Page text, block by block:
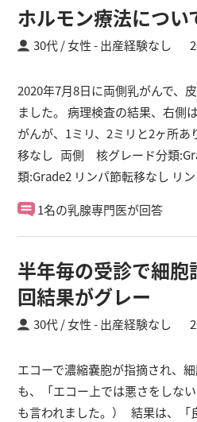
ホルモン療法につい
30代 / 女性 出産経験なし
2020年7月8日に両側乳がんで、
ました。 病理検査の結果、右側
がんが、1ミリ、2ミリと2ヶ所
移なし 両側 核グレード分類
類:Grade2 リンパ節転移なし リン
1名の乳腺専門医が回答
半年毎の受診で細
回結果がグレー
30代 / 女性 出産経験なし
エコーで濃縮嚢胞が指摘され、
も、「エコー上では悪さをしな
も言われました。） 結果は、「